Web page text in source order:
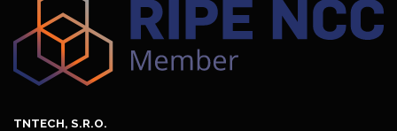
TNTECH, S.R.O.